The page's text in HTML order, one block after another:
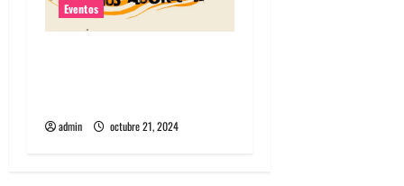
Eventos
admin octubre 21, 2024